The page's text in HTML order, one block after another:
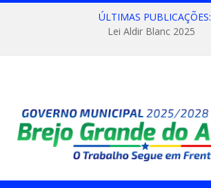
ÚLTIMAS PUBLICAÇÕES:
Lei Aldir Blanc 2025